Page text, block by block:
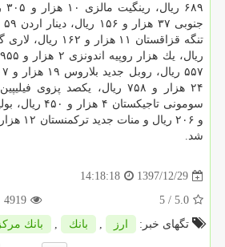
و ۲۰۶
شد.
1397/12/29
14:18:18
5.0
/ 5
4919
تگهای خبر:
ارز , بانك , بانك